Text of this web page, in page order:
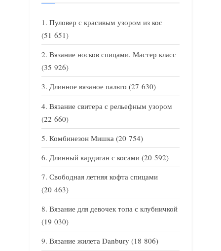
Пуловер с красивым узором из кос
(51 651)
Вязание носков спицами. Мастер класс
(35 926)
Длинное вязаное пальто (27 630)
Вязание свитера с рельефным узором
(22 660)
Комбинезон Мишка (20 754)
Длинный кардиган с косами (20 592)
Свободная летняя кофта спицами
(20 463)
Вязание для девочек топа с клубничкой
(19 030)
Вязание жилета Danbury (18 806)